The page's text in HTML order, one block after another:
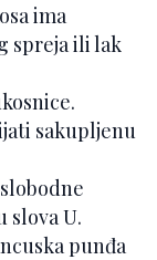
ima
spreja ili lak
sakupljenu
slova U.
punđa